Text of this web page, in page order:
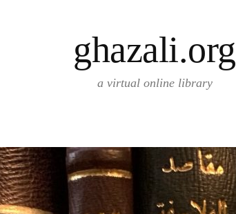
ghazali.org
a virtual online library